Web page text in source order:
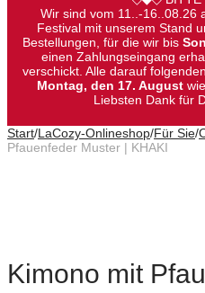
Wir sind vom 11..-16..08.26
Festival mit unserem Stand
Bestellungen, für die wir bis
einen Zahlungseingang
verschickt. Alle darauf
Montag, den 17. August
Liebsten Dank für
Start/LaCozy-Onlineshop/Für Sie/
Pfauenfeder Muster | KHAKI
Kimono mit